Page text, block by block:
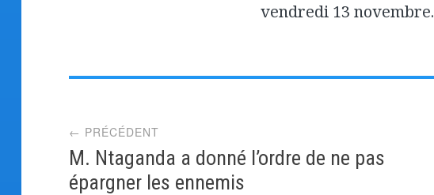
vendredi 13 novembre.
navigation
← PRÉCÉDENT
M. Ntaganda a donné l’ordre de ne pas
épargner les ennemis